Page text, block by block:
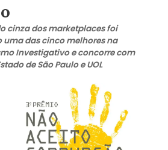
cinza dos marketplaces foi
das cinco melhores na
Investigativo e concorre com
de São Paulo e UOL